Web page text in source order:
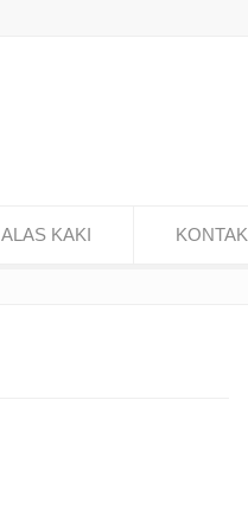
ALAS KAKI KONTAK